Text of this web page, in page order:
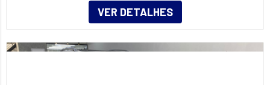
VER DETALHES